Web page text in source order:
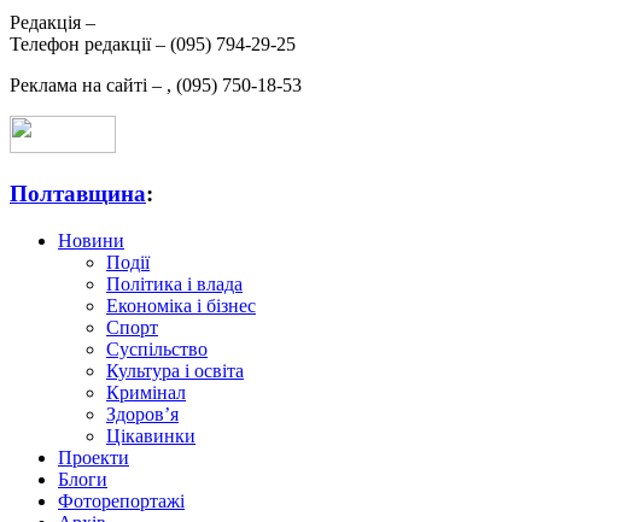
Редакція –
Телефон редакції – (095) 794-29-25
Реклама на сайті – , (095) 750-18-53
Полтавщина:
Новини
Події
Політика і влада
Економіка і бізнес
Спорт
Суспільство
Культура і освіта
Кримінал
Здоров’я
Цікавинки
Проекти
Блоги
Фоторепортажі